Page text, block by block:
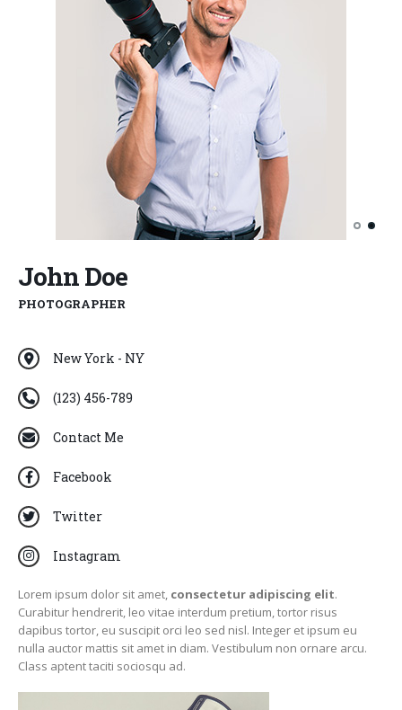
John Doe
PHOTOGRAPHER
New York - NY
(123) 456-789
Contact Me
Facebook
Twitter
Instagram
Lorem ipsum dolor sit amet, consectetur adipiscing elit.
Curabitur hendrerit, leo vitae interdum pretium, tortor risus
dapibus tortor, eu suscipit orci leo sed nisl. Integer et ipsum eu
nulla auctor mattis sit amet in diam. Vestibulum non ornare arcu.
Class aptent taciti sociosqu ad.